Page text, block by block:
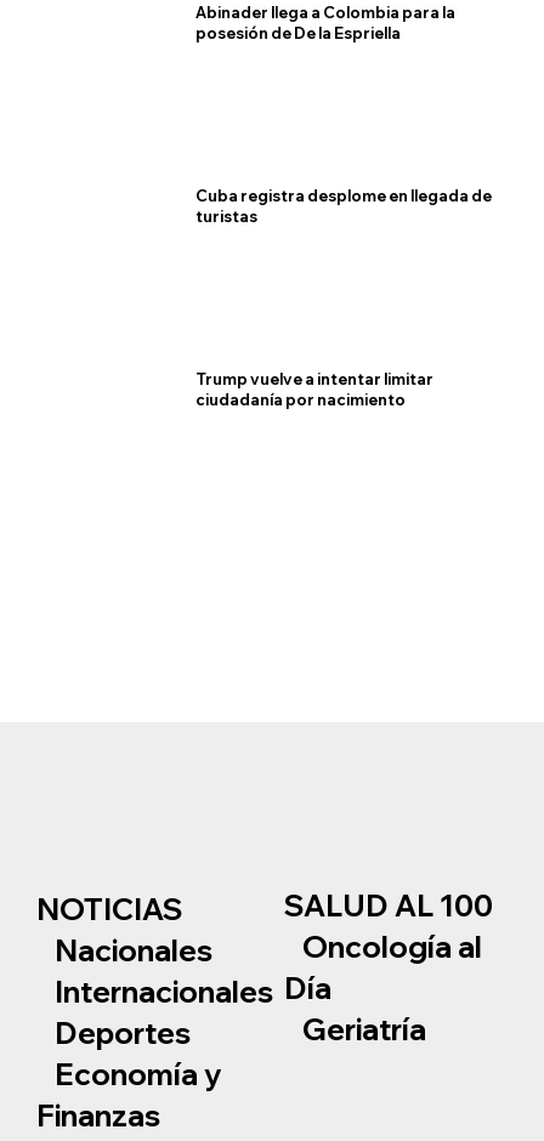
Abinader llega a Colombia para la
posesión de De la Espriella
Cuba registra desplome en llegada de
turistas
Trump vuelve a intentar limitar
ciudadanía por nacimiento
NOTICIAS
Nacionales
Internacionales
Deportes
Economía y
Finanzas
SALUD AL 100
Oncología al
Día
Geriatría